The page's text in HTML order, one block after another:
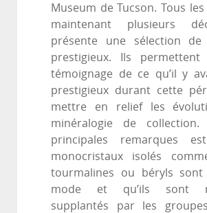
Museum de Tucson. Tous
maintenant plusieurs
présente une sélection de
prestigieux. Ils permettent
témoignage de ce qu’il y
prestigieux durant cette
mettre en relief les
minéralogie de collection.
principales remarques
monocristaux isolés
tourmalines ou béryls sont
mode et qu’ils sont
supplantés par les